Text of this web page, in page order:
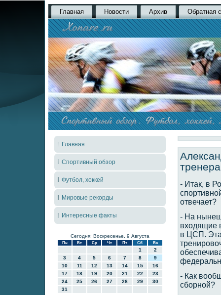
Главная Новости Архив Обратная
Главная
Спортивный обзор
Футбол, хоккей
Мировые рекорды
Интересные факты
Сегодня: Воскресенье, 9 Августа
Пн Вт Ср Чт Пт Сб Вс
1
2
3
4 5 6 7 8
9
10
11 12 13 14 15
16
17
18 19 20 21 22
23
24
25 26 27 28 29
30
31
- Итак, в
отвечает?
- На
входящие
в ЦСП. Эта
- Как
сборной?